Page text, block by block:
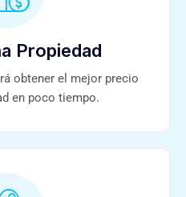
Propiedad
obtener el mejor precio
en poco tiempo.